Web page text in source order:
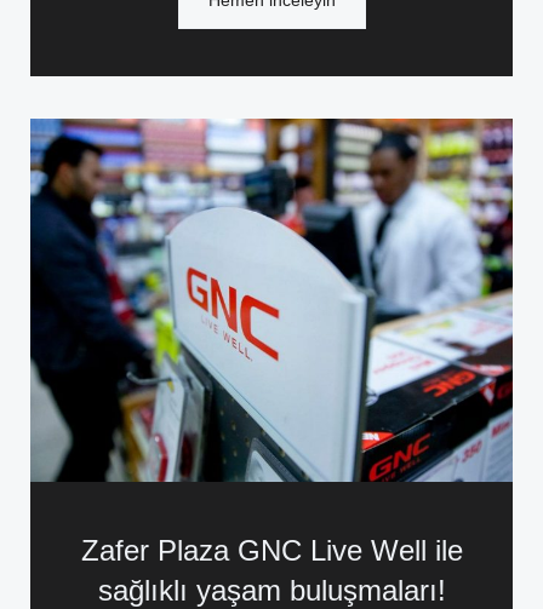
Zafer Plaza GNC Live Well ile
sağlıklı yaşam buluşmaları!